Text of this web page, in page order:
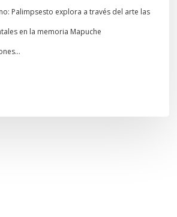
Palimpsesto explora a través del arte las
en la memoria Mapuche